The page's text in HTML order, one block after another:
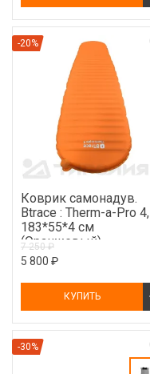
-20%
Коврик самонадув.
Btrace : Therm-a-Pro 4,
183*55*4 см
(Оранжевый)
7 250 ₽
5 800 ₽
КУПИТЬ
-30%